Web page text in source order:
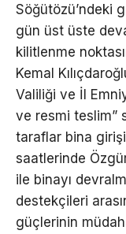
Söğütözü’ndeki
gün üst üste
kilitlenme
Kemal
Valiliği ve İl
ve resmi teslim”
taraflar bina
saatlerinde
ile binayı
destekçileri
güçlerinin